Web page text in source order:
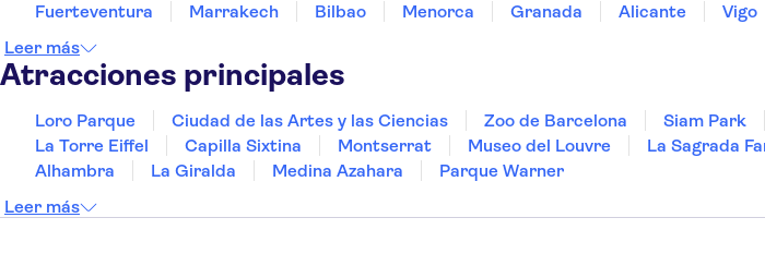
Fuerteventura
Marrakech Bilbao Menorca Granada Alicante
Vigo
Leer más
Atracciones principales
Loro Parque Ciudad de las Artes y las Ciencias Zoo de Barcelona Siam Park
La Torre Eiffel
Capilla Sixtina Montserrat Museo del Louvre La Sagrada
Alhambra
La Giralda Medina Azahara
Parque Warner
Leer más